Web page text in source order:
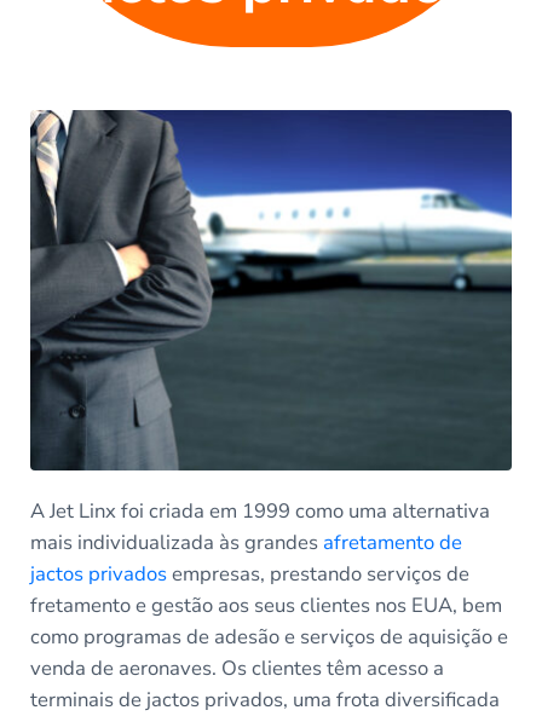
A Jet Linx foi criada em 1999 como uma alternativa
mais individualizada às grandes afretamento de
jactos privadosempresas, prestando serviços de
fretamento e gestão aos seus clientes nos EUA, bem
como programas de adesão e serviços de aquisição e
venda de aeronaves. Os clientes têm acesso a
terminais de jactos privados, uma frota diversificada